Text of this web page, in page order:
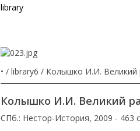
library
• library6 Колышко И.И. Великий
Колышко И.И. Великий
СПб.: Нестор-История, 2009 - 463